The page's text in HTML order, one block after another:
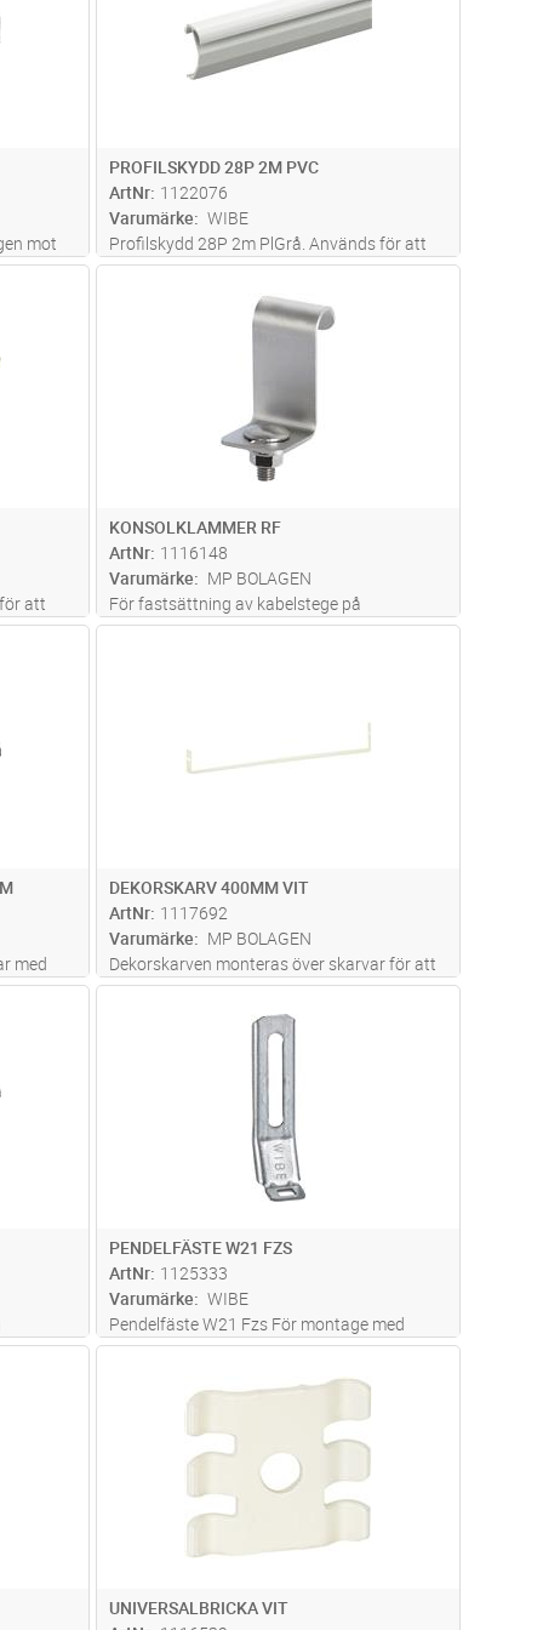
mot
10
PROFILSKYDD 28P 2M PVC
ArtNr 1122076
Varumärke
WIBE
Profilskydd 28P 2m PlGrå. Används för att
öka anläggningsytan för kablar vid t ex
att
från
KONSOLKLAMMER RF
ArtNr 1116148
Varumärke
MP BOLAGEN
För fastsättning av kabelstege på
väggkonsoler och bärok, skruv och mutter
med
DEKORSKARV 400MM VIT
ArtNr 1117692
Varumärke
MP BOLAGEN
Dekorskarven monteras över skarvar för att
dölja springor och ojämnheter.De tar på ett
effektivt sätt bort problem med speglingar
och ger ett rytmiskt och harmoniskt mönster
Lägg i kundvagn
PENDELFÄSTE W21 FZS
ArtNr 1125333
Varumärke
WIBE
Pendelfäste W21 Fzs För montage med
Bärok/skarv W7 eller direkt i ränna och
UNIVERSALBRICKA VIT